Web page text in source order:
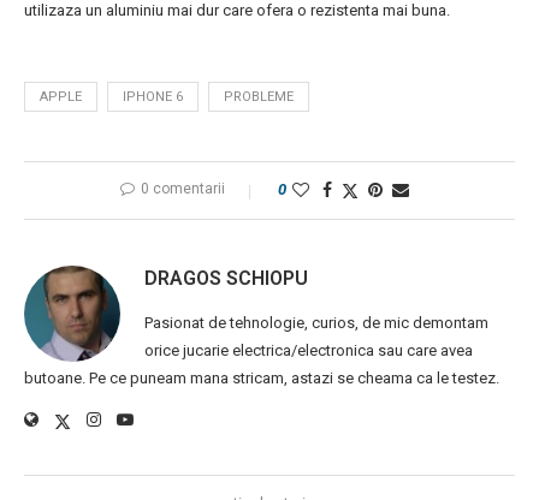
utilizaza un aluminiu mai dur care ofera o rezistenta mai buna.
APPLE IPHONE 6 PROBLEME
0 comentarii 0
DRAGOS SCHIOPU
Pasionat de tehnologie, curios, de mic demontam
orice jucarie electrica/electronica sau care avea
butoane. Pe ce puneam mana stricam, astazi se cheama ca le testez.